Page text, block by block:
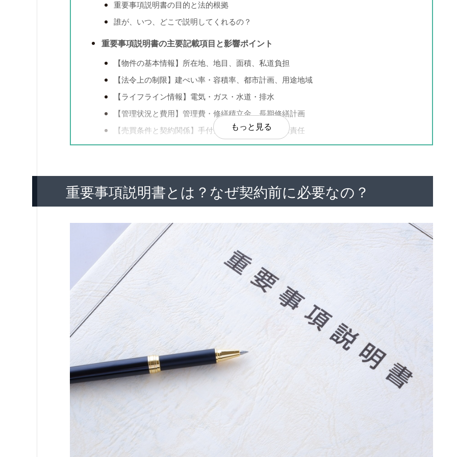
重要事項説明書の目的と法的根拠
誰が、いつ、どこで説明してくれるの？
重要事項説明書の主要記載項目と影響ポイント
【物件の基本情報】所在地、地目、面積、私道負担
【法令上の制限】建ぺい率・容積率、都市計画、用途地域
【ライフライン情報】電気・ガス・水道・排水
【管理状況と費用】管理費・修繕積立金、長期修繕計画
【売買条件と契約関係】手付金、引渡し、瑕疵担保責任
【その他特記事項】アスベスト調査、土壌汚染、告知事項
1. 「隠れたリスク」を見抜くには？（耐震性、修繕履歴、告知事項）
2. 「家計への影響」を把握する（修繕積立金の増加予測、管理組合の健全性）
3. 「家族のライフプラン」に合うか確認する（騒音、学校区、周辺環境の変化）
不動産会社の説明だけで大丈夫？「聞くべき質問リスト」
【具体的な質問例】気になる項目を徹底的に質問しよう！
【質問への備え】事前に準備しておくと安心なこと
もしもの時のために！トラブルを未然に防ぐ心構えと相談先
よくあるトラブル事例とその回避策
契約後にトラブルが起きた場合の対処法と相談先
重要事項説明書を味方につけて、安心の不動産購入へ
もっと見る
重要事項説明書とは？なぜ契約前に必要なの？